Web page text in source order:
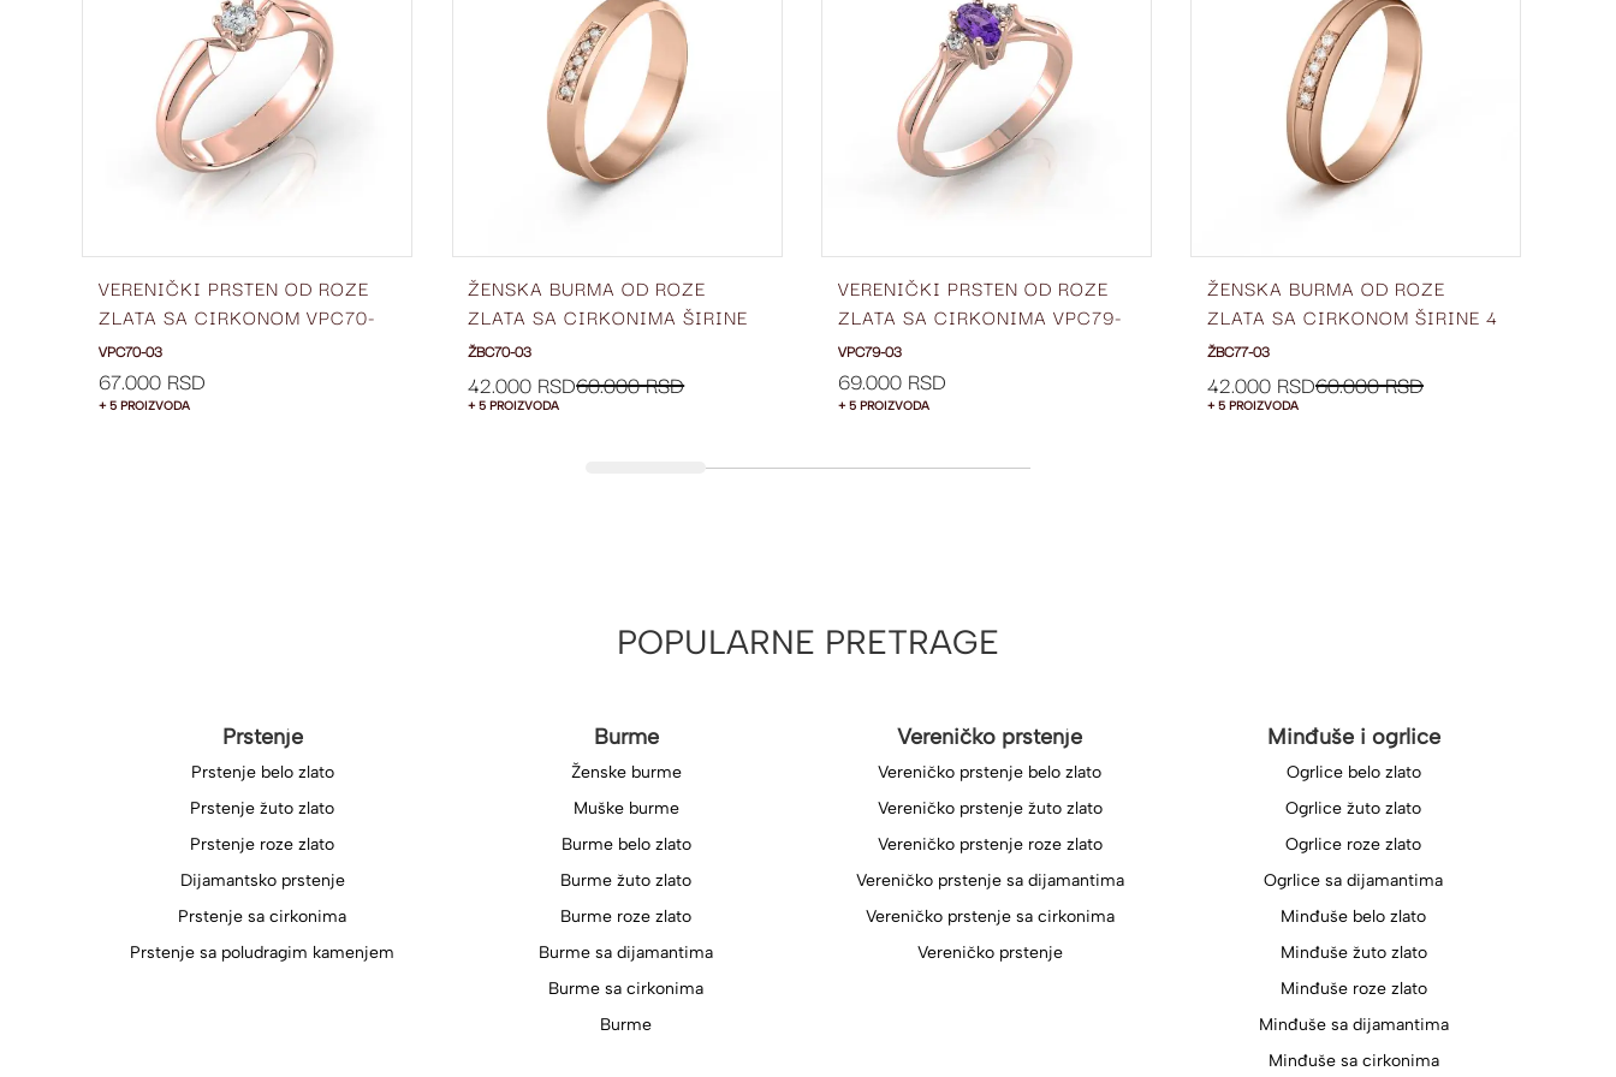
VERENIČKI PRSTEN OD ROZE
ZLATA SA CIRKONOM VPC70-
03
VPC70-03
67.000 RSD
+ 5 PROIZVODA
ŽENSKA BURMA OD ROZE
ZLATA SA CIRKONIMA ŠIRINE
4.5 MM ŽBC70-03
ŽBC70-03
42.000 RSD60.000 RSD
+ 5 PROIZVODA
VERENIČKI PRSTEN OD ROZE
ZLATA SA CIRKONIMA VPC79-
03
VPC79-03
69.000 RSD
+ 5 PROIZVODA
ŽENSKA BURMA OD ROZE
ZLATA SA CIRKONOM ŠIRINE 4
MM ŽBC77-03
ŽBC77-03
42.000 RSD60.000 RSD
+ 5 PROIZVODA
POPULARNE PRETRAGE
Prstenje
Prstenje belo zlato
Prstenje žuto zlato
Prstenje roze zlato
Dijamantsko prstenje
Prstenje sa cirkonima
Prstenje sa poludragim kamenjem
Burme
Ženske burme
Muške burme
Burme belo zlato
Burme žuto zlato
Burme roze zlato
Burme sa dijamantima
Burme sa cirkonima
Burme
Vereničko prstenje
Vereničko prstenje belo zlato
Vereničko prstenje žuto zlato
Vereničko prstenje roze zlato
Vereničko prstenje sa dijamantima
Vereničko prstenje sa cirkonima
Vereničko prstenje
Minđuše i ogrlice
Ogrlice belo zlato
Ogrlice žuto zlato
Ogrlice roze zlato
Ogrlice sa dijamantima
Minđuše belo zlato
Minđuše žuto zlato
Minđuše roze zlato
Minđuše sa dijamantima
Minđuše sa cirkonima